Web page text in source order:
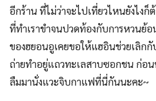
อีกร้าน ที่ไม่ว่าจะไปเที่ยวไหนยังไงก็
ที่ทำเราขำจนปวดท้องกับการหวนย้อ
ของฮยอนอูเคยขอให้แฮอินช่วยเลิก
ถ่ายทำอยู่แถวทะเลสาบซอกชน ก่อ
ลืมมานั่งแวะจิบกาแฟที่นี่กันนะคะ~